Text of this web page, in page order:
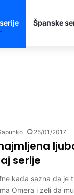
Španske
25/01/2017
serije
kada sazna da je
Omera i zeli da